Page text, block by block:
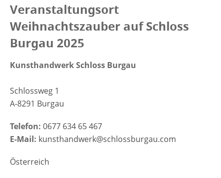
Veranstaltungsort
Weihnachtszauber auf Schloss
Burgau 2025
Kunsthandwerk Schloss Burgau
Schlossweg 1
A-8291 Burgau
Telefon: 0677 634 65 467
E-Mail: kunsthandwerk@schlossburgau.com
Österreich